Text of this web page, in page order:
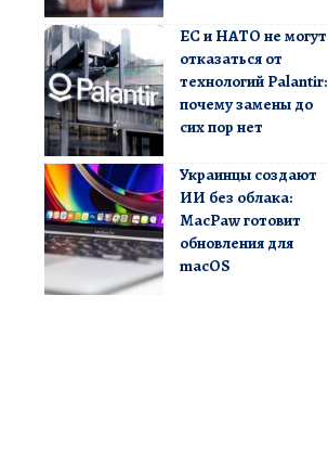
ЕС и НАТО не могут
отказаться от
технологий Palantir:
почему замены до
сих пор нет
Украинцы создают
ИИ без облака:
MacPaw готовит
обновления для
macOS